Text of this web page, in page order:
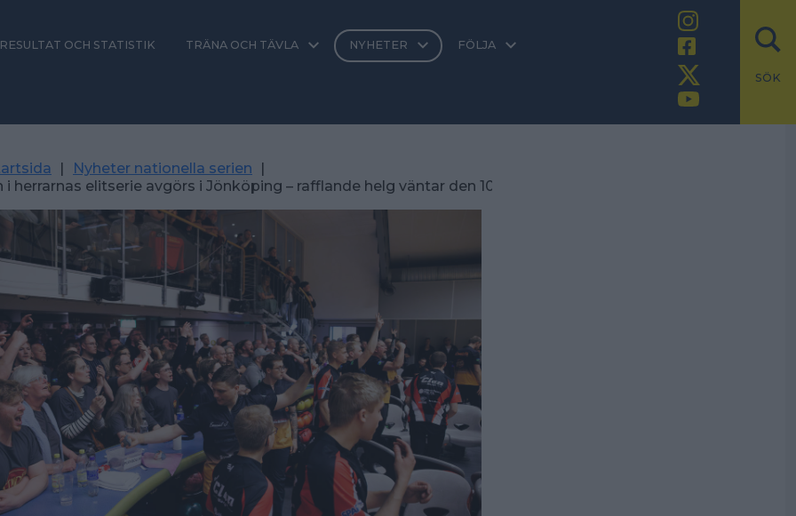
RESULTAT OCH STATISTIK TRÄNA OCH TÄVLA NYHETER FÖLJA
SÖK
| Nyheter nationella serien
|
i herrarnas elitserie avgörs i Jönköping – rafflande helg väntar den 10-12 april